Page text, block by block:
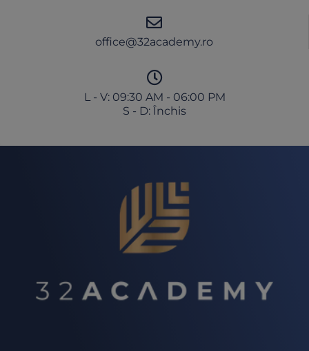
office@32academy.ro
L - V: 09:30 AM - 06:00 PM
S - D: Închis